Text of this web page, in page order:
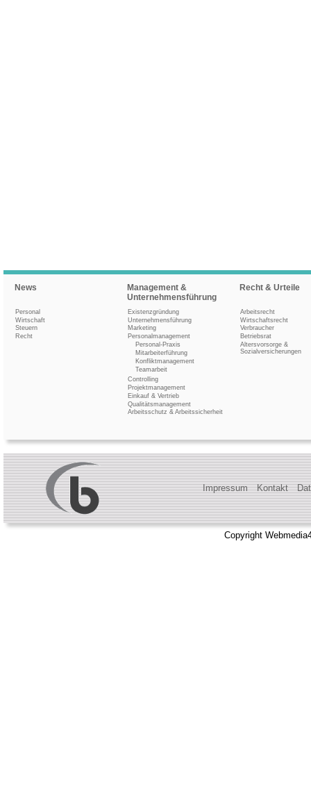
News
Personal
Wirtschaft
Steuern
Recht
Management &
Unternehmensführung
Existenzgründung
Unternehmensführung
Marketing
Personalmanagement
Personal-Praxis
Mitarbeiterführung
Konfliktmanagement
Teamarbeit
Controlling
Projektmanagement
Einkauf & Vertrieb
Qualitätsmanagement
Arbeitsschutz & Arbeitssicherheit
Recht & Urteile
Arbeitsrecht
Wirtschaftsrecht
Verbraucher
Betriebsrat
Altersvorsorge &
Sozialversicherungen
Impressum Kontakt
Copyright